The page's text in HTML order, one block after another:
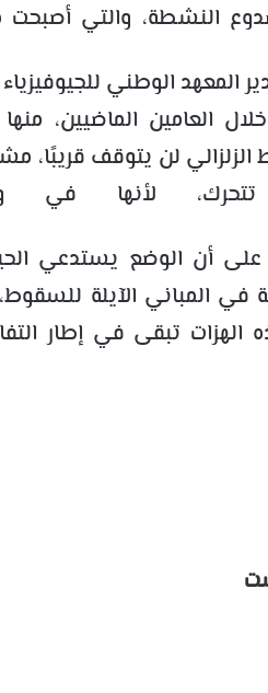
النشطة، والتي أصبحت
العامين
الزلزالي لن يتوقف
لأنها في
على أن الوضع يستدعي
المباني الآيلة للسقوط،
تبقى في إطار